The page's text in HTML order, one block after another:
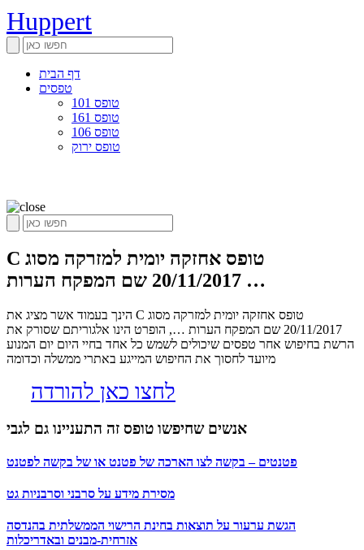
Huppert
דף הבית
טפסים
טופס 101
טופס 161
טופס 106
טופס ירוק
C טופס אחזקה יומית למזרקה מסוג
20/11/2017 שם המפקח הערות …
הינך בעמוד אשר מציג את C טופס אחזקה יומית למזרקה מסוג
20/11/2017 שם המפקח הערות …, הופרט הינו אלגוריתם שסורק את
הרשת בחיפוש אחר טפסים שיכולים לשמש כל אחד בחיי היום יום המנוע
מיועד לחסוך את החיפוש המייגע באתרי ממשלה וכדומה
לחצו כאן להורדה
אנשים שחיפשו טופס זה התעניינו גם לגבי
פטנטים – בקשה לצו הארכה של פטנט או של בקשה לפטנט
מסירת מידע על סרבני וסרבניות גט
הגשת ערעור על תוצאות בחינת הרישוי הממשלתית בהנדסה
אזרחית-מבנים ובאדריכלות